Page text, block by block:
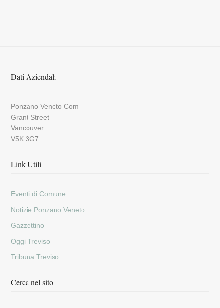
Dati Aziendali
Ponzano Veneto Com
Grant Street
Vancouver
V5K 3G7
Link Utili
Eventi di Comune
Notizie Ponzano Veneto
Gazzettino
Oggi Treviso
Tribuna Treviso
Cerca nel sito